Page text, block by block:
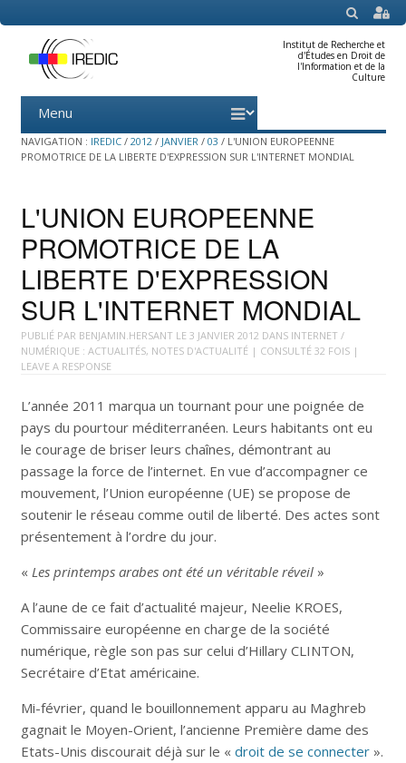
SEARCH
Institut de Recherche et
d'Études en Droit de
l'Information et de la
Culture
Menu
content
NAVIGATION : IREDIC / 2012 / JANVIER / 03 / L'UNION EUROPEENNE
PROMOTRICE DE LA LIBERTE D'EXPRESSION SUR L'INTERNET MONDIAL
L'UNION EUROPEENNE
PROMOTRICE DE LA
LIBERTE D'EXPRESSION
SUR L'INTERNET MONDIAL
PUBLIÉ PAR BENJAMIN.HERSANT LE 3 JANVIER 2012 DANS INTERNET /
NUMÉRIQUE : ACTUALITÉS, NOTES D'ACTUALITÉ | CONSULTÉ 32 FOIS |
LEAVE A RESPONSE
L’année 2011 marqua un tournant pour une poignée de
pays du pourtour méditerranéen. Leurs habitants ont eu
le courage de briser leurs chaînes, démontrant au
passage la force de l’internet. En vue d’accompagner ce
mouvement, l’Union européenne (UE) se propose de
soutenir le réseau comme outil de liberté. Des actes sont
présentement à l’ordre du jour.
« Les printemps arabes ont été un véritable réveil»
A l’aune de ce fait d’actualité majeur, Neelie KROES,
Commissaire européenne en charge de la société
numérique, règle son pas sur celui d’Hillary CLINTON,
Secrétaire d’Etat américaine.
Mi-février, quand le bouillonnement apparu au Maghreb
gagnait le Moyen-Orient, l’ancienne Première dame des
Etats-Unis discourait déjà sur le « droit de se connecter».